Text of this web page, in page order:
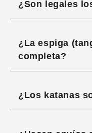
¿Son legales
¿La espiga
completa?
¿Los katanas